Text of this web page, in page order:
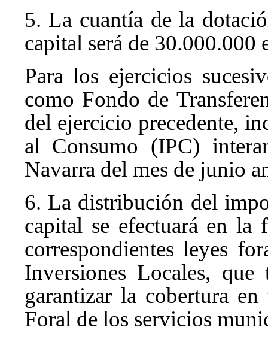
5. La cuantía de la
capital será de 30.000.000
Para los ejercicios
como Fondo de
del ejercicio precedente,
al Consumo (IPC)
Navarra del mes de junio
6. La distribución del
capital se efectuará en la
correspondientes leyes
Inversiones Locales,
garantizar la cobertura
Foral de los servicios